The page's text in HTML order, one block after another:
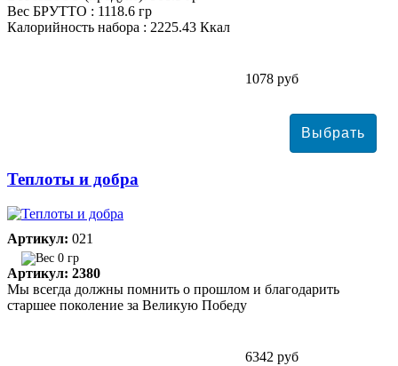
Вес БРУТТО : 1118.6 гр
Калорийность набора : 2225.43 Ккал
1078 руб
Теплоты и добра
Артикул: 021
0 гр
Артикул: 2380
Мы всегда должны помнить о прошлом и благодарить
старшее поколение за Великую Победу
6342 руб